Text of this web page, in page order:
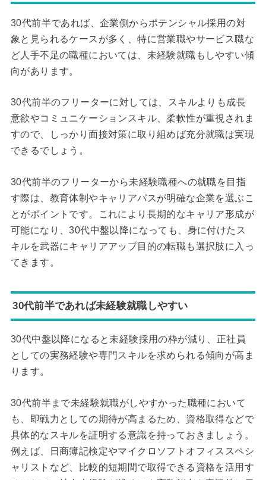
30代前半であれば、企業側からポテンシャル採用の対
象と見られるケースが多く、特に営業職やサービス職な
ど人手不足の職種においては、未経験就職もしやすい傾
向があります。
30代前半のフリーターに対しては、スキルよりも成長
意欲やコミュニケーションスキル、柔軟性が重視されま
すので、しっかり面接対策に取り組めば充分就職は実現
できるでしょう。
30代前半のフリーターから未経験職種への就職を目指
す際は、教育体制やキャリアパスが明確な企業を選ぶこ
とがポイントです。これにより長期的なキャリア形成が
可能になり、30代中盤以降になっても、身に付けたス
キルを武器にキャリアアップ目的の転職も選択肢に入っ
てきます。
30代前半であれば未経験就職しやすい
30代中盤以降になると未経験採用の枠が減り、正社員
としての実務経験や専門スキルを求められる傾向が高ま
ります。
30代前半まで未経験就職がしやすかった職種において
も、即戦力としての期待が高まるため、資格取得などで
具体的なスキルを証明する意識を持っておきましょう。
例えば、日商簿記検定やマイクロソフトオフィススペシ
ャリストなど、比較的短期間で取得できる資格を活用す